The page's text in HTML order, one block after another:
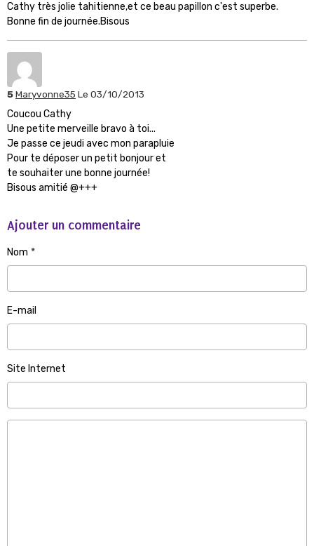
Cathy très jolie tahitienne,et ce beau papillon c'est superbe.
Bonne fin de journée.Bisous
5Maryvonne35 Le 03/10/2013
Coucou Cathy
Une petite merveille bravo à toi...
Je passe ce jeudi avec mon parapluie
Pour te déposer un petit bonjour et
te souhaiter une bonne journée!
Bisous amitié @+++
Ajouter un commentaire
Nom
E-mail
Site Internet